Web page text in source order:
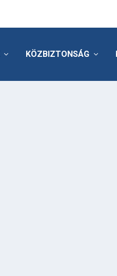
KÖZBIZTONSÁG